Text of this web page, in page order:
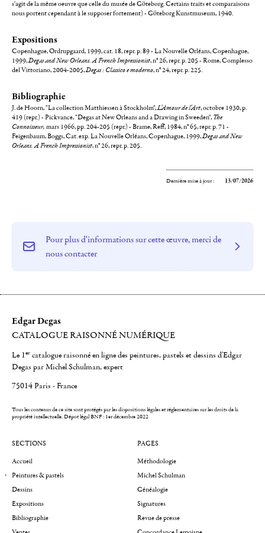
s'agit de la même oeuvre que celle du musée de Göteborg. Certains traits et comparaisons
nous portent cependant à le supposer fortement) - Göteborg Kunstmuseum, 1940.
Expositions
Copenhague, Ordrupgaard, 1999, cat. 18, repr. p. 89 - La Nouvelle Orléans, Copenhague,
1999,Degas and New Orleans. A French Impressionist, n° 26, repr. p. 205 - Rome, Complesso
del Vittoriano, 2004-2005,Degas : Classico e moderno, n° 24, repr. p. 225.
Bibliographie
J. de Hoorn, "La collection Matthiessen à Stockholm",L'Amour de l'Art, octobre 1930, p.
419 (repr.) - Pickvance, "Degas at New Orleans and a Drawing in Sweeden", The
Connoisseur, mars 1966, pp. 204-205 (repr.) - Brame, Reff, 1984, n° 65, repr. p. 71 -
Feigenbaum, Boggs, Cat. exp. La Nouvelle Orléans, Copenhague, 1999,Degas and New
Orleans. A French Impressionist, n° 26, repr. p. 205.
Dernière mise à jour : 13/07/2026
Pour plus d'informations sur cette œuvre, merci de
nous contacter
Edgar Degas
CATALOGUE RAISONNÉ NUMÉRIQUE
Le 1er catalogue raisonné en ligne des peintures, pastels et dessins d'Edgar
Degas par Michel Schulman, expert
75014 Paris - France
Tous les contenus de ce site sont protégés par les dispositions légales et réglementaires sur les droits de la
propriété intellectuelle.Dépot légal BNF : 1er décembre 2022
SECTIONS
Accueil
Peintures & pastels
Dessins
Expositions
Bibliographie
PAGES
Méthodologie
Michel Schulman
Généalogie
Signatures
Revue de presse